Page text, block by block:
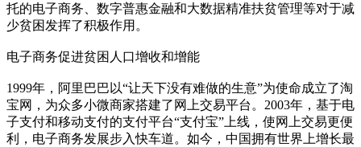
托的电子商务、数字普惠金融和大数据精准扶贫管理等对于减
少贫困发挥了积极作用。
电子商务促进贫困人口增收和增能
1999年，阿里巴巴以“让天下没有难做的生意”为使命成立了淘
宝网，为众多小微商家搭建了网上交易平台。2003年，基于电
子支付和移动支付的支付平台“支付宝”上线，使网上交易更便
利，电子商务发展步入快车道。如今，中国拥有世界上增长最